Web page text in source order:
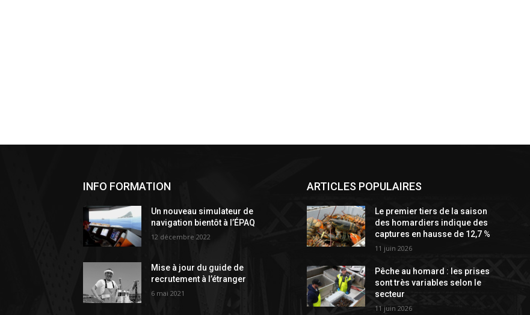
INFO FORMATION
Un nouveau simulateur de
navigation bientôt à l’ÉPAQ
12 décembre 2022
Mise à jour du guide de
recrutement à l’étranger
6 mai 2021
ARTICLES POPULAIRES
Le premier tiers de la saison
des homardiers indique des
captures en hausse de 12,7 %
11 juin 2026
Pêche au homard : les prises
sont très variables selon le
secteur
11 juin 2026